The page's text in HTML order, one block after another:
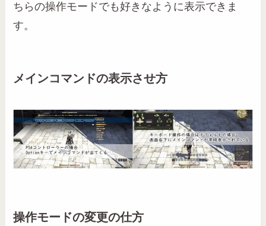
ちらの操作モードでも好きなように表示できま
す。
メインコマンドの表示させ方
操作モードの変更の仕方